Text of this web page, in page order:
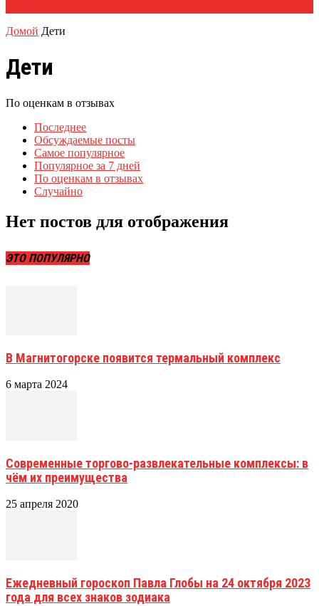
Домой Дети
Дети
По оценкам в отзывах
Последнее
Обсуждаемые посты
Самое популярное
Популярное за 7 дней
По оценкам в отзывах
Случайно
Нет постов для отображения
ЭТО ПОПУЛЯРНО
В Магнитогорске появится термальный комплекс
6 марта 2024
Современные торгово-развлекательные комплексы: в
чём их преимущества
25 апреля 2020
Ежедневный гороскоп Павла Глобы на 24 октября 2023
года для всех знаков зодиака